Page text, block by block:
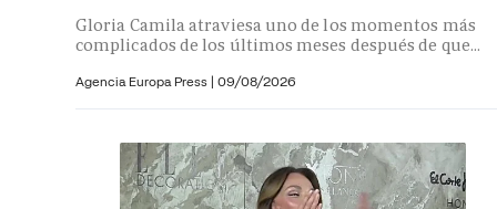
Gloria Camila atraviesa uno de los momentos más
complicados de los últimos meses después de que...
Agencia Europa Press | 09/08/2026